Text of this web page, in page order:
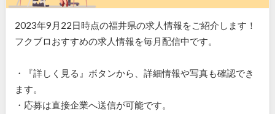
2023年9月22日時点の福井県の求人情報をご紹介します！
フクブロおすすめの求人情報を毎月配信中です。
・『詳しく見る』ボタンから、詳細情報や写真も確認でき
ます。
・応募は直接企業へ送信が可能です。